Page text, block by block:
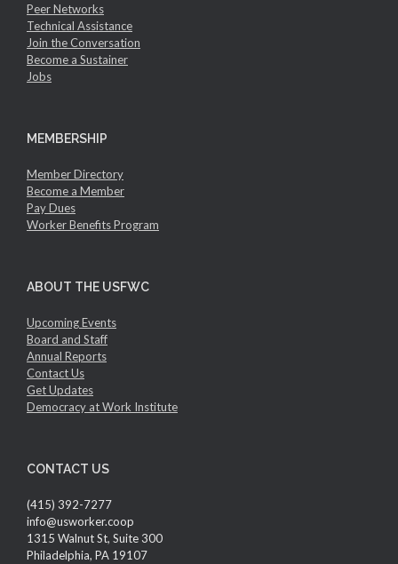
Peer Networks
Technical Assistance
Join the Conversation
Become a Sustainer
Jobs
MEMBERSHIP
Member Directory
Become a Member
Pay Dues
Worker Benefits Program
ABOUT THE USFWC
Upcoming Events
Board and Staff
Annual Reports
Contact Us
Get Updates
Democracy at Work Institute
CONTACT US
(415) 392-7277
info@usworker.coop
1315 Walnut St, Suite 300
Philadelphia, PA 19107